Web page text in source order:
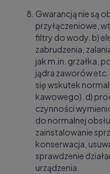
Gwarancją nie są
przyłączeniowe,
filtry do wody. b)
zabrudzenia,
jak m.in. grzałka,
jądra zaworów
się wskutek
kawowego). d)
czynności
do normalnej
zainstalowanie
konserwacja,
sprawdzenie
urządzenia.